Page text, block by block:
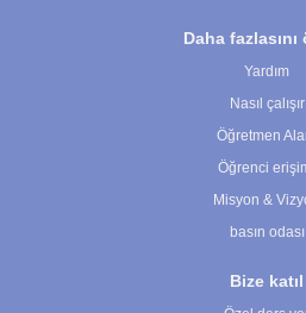
Daha fazlasını
Yardım
Nasıl çalışır
Öğretmen
Öğrenci
Misyon &
basın odası
Bize katıl